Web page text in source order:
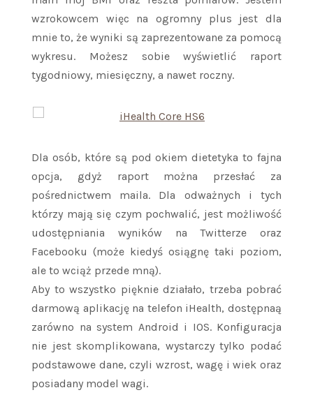
wzrokowcem więc na ogromny plus jest dla
mnie to, że wyniki są zaprezentowane za pomocą
wykresu. Możesz sobie wyświetlić raport
tygodniowy, miesięczny, a nawet roczny.
Dla osób, które są pod okiem dietetyka to fajna
opcja, gdyż raport można przesłać za
pośrednictwem maila. Dla odważnych i tych
którzy mają się czym pochwalić, jest możliwość
udostępniania wyników na Twitterze oraz
Facebooku (może kiedyś osiągnę taki poziom,
ale to wciąż przede mną).
Aby to wszystko pięknie działało, trzeba pobrać
darmową aplikację na telefon iHealth, dostępnaą
zarówno na system Android i IOS. Konfiguracja
nie jest skomplikowana, wystarczy tylko podać
podstawowe dane, czyli wzrost, wagę i wiek oraz
posiadany model wagi.